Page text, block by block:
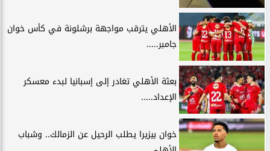
الأهلي يترقب مواجهة برشلونة في كأس خوان
جامبر.....
بعثة الأهلي تغادر إلى إسبانيا لبدء معسكر
الإعداد.....
خوان بيزيرا يطلب الرحيل عن الزمالك.. وشباب